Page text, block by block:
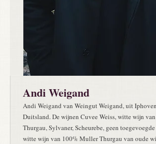
Andi Weigand
Andi Weigand van Weingut Weigand, uit
Duitsland. De wijnen Cuvee Weiss, witte wijn
Thurgau, Sylvaner, Scheurebe, geen
witte wijn van 100% Muller Thurgau van oude